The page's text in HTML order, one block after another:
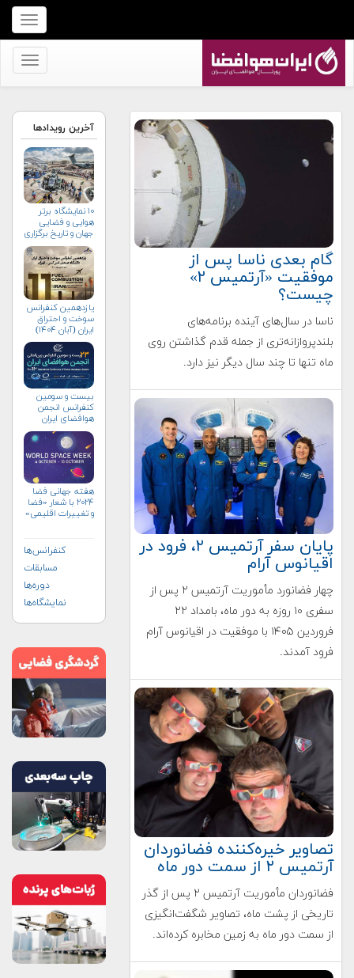
برای
نمایش
منو
برای
کنید
گام بعدی ناسا پس از
موفقیت «آرتمیس ۲»
چیست؟
ناسا در سال‌های آینده برنامه‌های
بلندپروازانه‌تری از جمله قدم گذاشتن روی
ماه تنها تا چند سال دیگر نیز دارد.
پایان سفر آرتمیس ۲، فرود در
اقیانوس آرام
چهار فضانورد مأموریت آرتمیس ۲ پس از
سفری ۱۰ روزه به دور ماه، بامداد ۲۲
فروردین ۱۴۰۵ با موفقیت در اقیانوس آرام
فرود آمدند.
تصاویر خیره‌کننده فضانوردان
آرتمیس ۲ از سمت دور ماه
فضانوردان مأموریت آرتمیس ۲ پس از گذر
تاریخی از پشت ماه، تصاویر شگفت‌انگیزی
از سمت دور ماه به زمین مخابره کرده‌اند.
آخرین رویدادها
۱۰ نمایشگاه برتر
هوایی و فضایی
جهان و تاریخ برگزاری
آن‌ها
یازدهمین کنفرانس
سوخت و احتراق
ایران (آبان‌ ۱۴۰۴)
بیست و سومین
کنفرانس انجمن
هوافضای ايران
هفته جهانی فضا
۲۰۲۴ با شعار «فضا
و تغییرات اقلیمی»
کنفرانس‌ها
مسابقات
دوره‌ها
نمایشگاه‌ها